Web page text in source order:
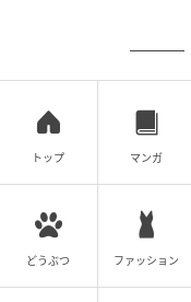
トップ マンガ
どうぶつ ファッション